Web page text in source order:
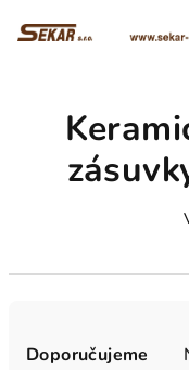
Doporučujeme